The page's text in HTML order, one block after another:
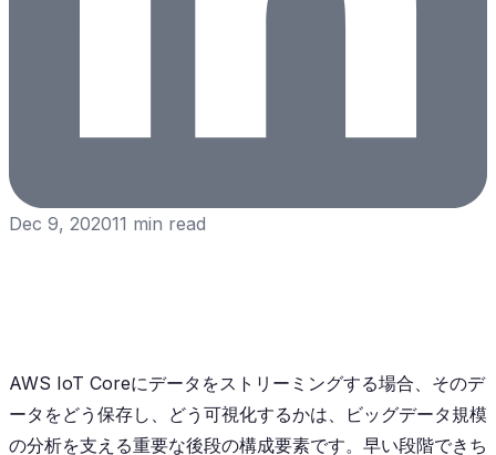
Dec 9, 202011 min read
AWS IoT Coreにデータをストリーミングする場合、そのデ
ータをどう保存し、どう可視化するかは、ビッグデータ規模
の分析を支える重要な後段の構成要素です。早い段階できち